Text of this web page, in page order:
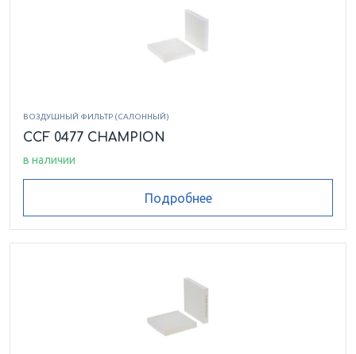
ВОЗДУШНЫЙ ФИЛЬТР (САЛОННЫЙ)
CCF 0477 CHAMPION
в наличии
Подробнее